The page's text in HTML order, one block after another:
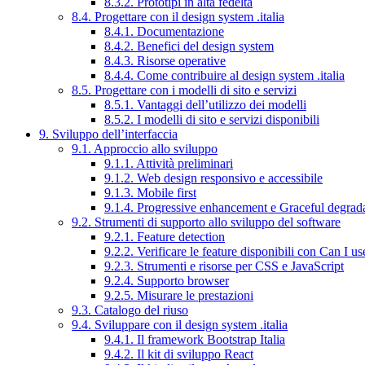
8.4. Progettare con il design system .italia
8.4.1. Documentazione
8.4.2. Benefici del design system
8.4.3. Risorse operative
8.4.4. Come contribuire al design system .italia
8.5. Progettare con i modelli di sito e servizi
8.5.1. Vantaggi dell’utilizzo dei modelli
8.5.2. I modelli di sito e servizi disponibili
9. Sviluppo dell’interfaccia
9.1. Approccio allo sviluppo
9.1.1. Attività preliminari
9.1.2. Web design responsivo e accessibile
9.1.3. Mobile first
9.1.4. Progressive enhancement e Graceful
9.2. Strumenti di supporto allo sviluppo del software
9.2.1. Feature detection
9.2.2. Verificare le feature disponibili con Can I
9.2.3. Strumenti e risorse per CSS e JavaScript
9.2.4. Supporto browser
9.2.5. Misurare le prestazioni
9.3. Catalogo del riuso
9.4. Sviluppare con il design system .italia
9.4.1. Il framework Bootstrap Italia
9.4.2. Il kit di sviluppo React